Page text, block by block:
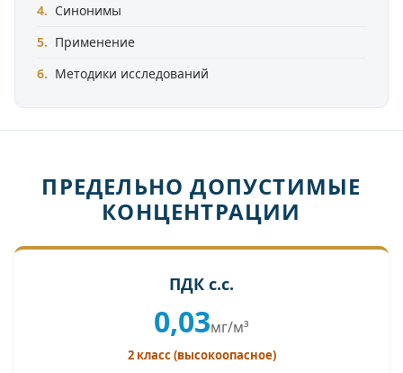
Синонимы
Применение
Методики исследований
ПРЕДЕЛЬНО ДОПУСТИМЫЕ
КОНЦЕНТРАЦИИ
ПДК с.с.
0,03мг/м³
2 класс (высокоопасное)